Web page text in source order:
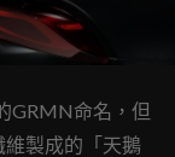
GRMN命名，但
製成的「天鵝